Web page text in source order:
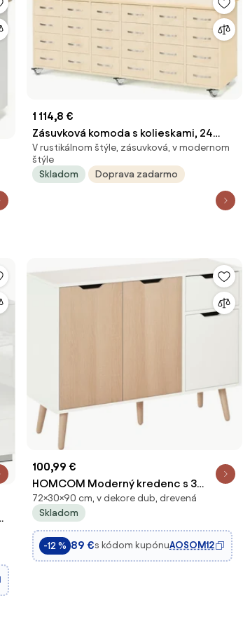
1 114,8 €
Zásuvková komoda s kolieskami, 24
zásuviek, s madlom, breza
V rustikálnom štýle, zásuvková, v modernom
štýle
Skladom
Doprava zadarmo
100,99 €
HOMCOM Moderný kredenc s 3
dverami a zásuvkou 90x30x72 cm Biela
a prírodné drevo | Aosom
72×30×90 cm, v dekore dub, drevená
Skladom
-12 % 89 €s kódom kupónuAOSOM12